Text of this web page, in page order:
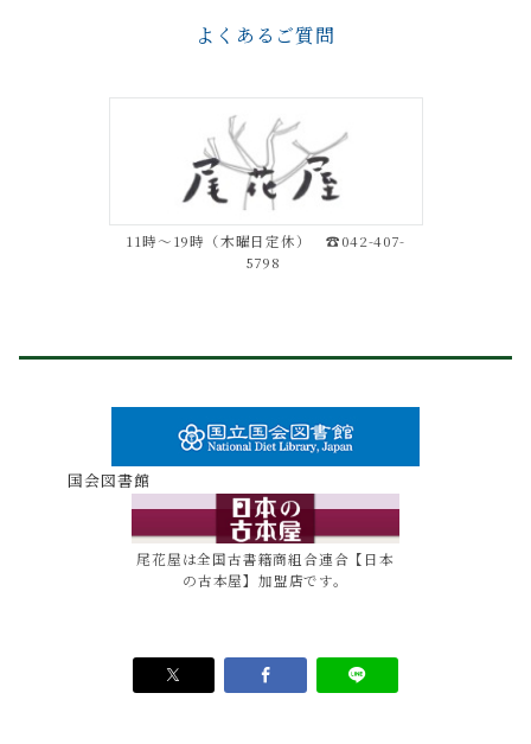
よくあるご質問
11時～19時（木曜日定休） ☎042-407-
5798
国会図書館
尾花屋は全国古書籍商組合連合【日本
の古本屋】加盟店です。